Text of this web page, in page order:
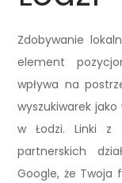
Zdobywanie
element
wpływa na
wyszukiwarek
w Łodzi. Linki z
partnerskich
Google, że Twoja